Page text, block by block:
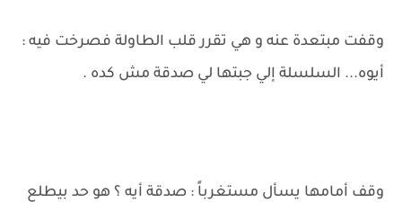
وقفت مبتعدة عنه و هي تقرر قلب الطاولة فصرخت فيه :
أيوه... السلسلة إلي جبتها لي صدقة مش كده .
وقف أمامها يسأل مستغرباً : صدقة أيه ؟ هو حد بيطلع